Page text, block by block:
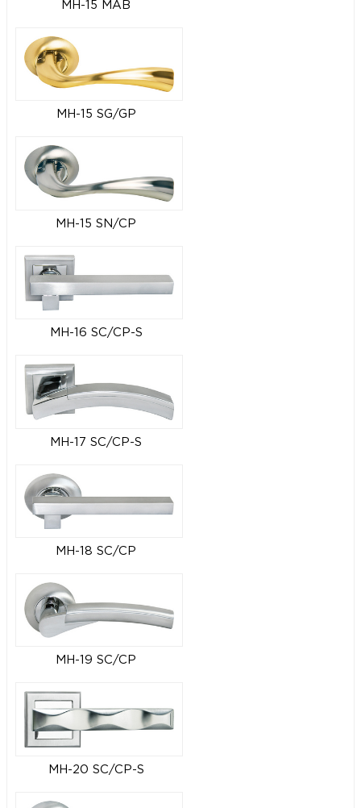
MH-15 MAB
MH-15 SG/GP
MH-15 SN/CP
MH-16 SC/CP-S
MH-17 SC/CP-S
MH-18 SC/CP
MH-19 SC/CP
MH-20 SC/CP-S